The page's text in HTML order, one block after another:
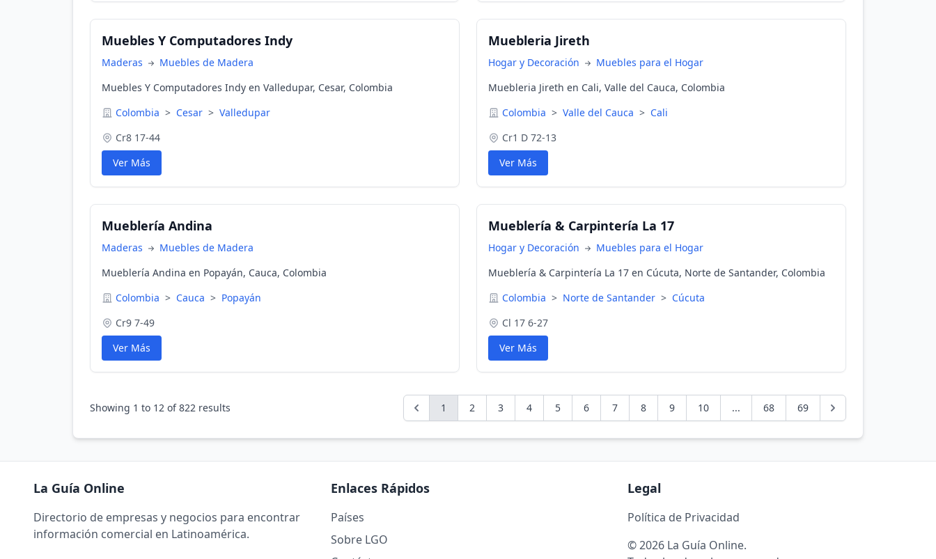
Muebles Y Computadores Indy
Maderas
Muebles de Madera
Muebles Y Computadores Indy en Valledupar, Cesar, Colombia
Colombia > Cesar > Valledupar
Cr8 17-44
Ver Más
Muebleria Jireth
Hogar y Decoración
Muebles para el Hogar
Muebleria Jireth en Cali, Valle del Cauca, Colombia
Colombia > Valle del Cauca > Cali
Cr1 D 72-13
Ver Más
Mueblería Andina
Maderas
Muebles de Madera
Mueblería Andina en Popayán, Cauca, Colombia
Colombia > Cauca > Popayán
Cr9 7-49
Ver Más
Mueblería & Carpintería La 17
Hogar y Decoración
Muebles para el Hogar
Mueblería & Carpintería La 17 en Cúcuta, Norte de Santander, Colombia
Colombia > Norte de Santander > Cúcuta
Cl 17 6-27
Ver Más
Showing 1 to 12 of822 results 1 2 3 4 5 6 7 8 9 10 ... 68 69
La Guía Online
Directorio de empresas y negocios para encontrar
información comercial en Latinoamérica.
Enlaces Rápidos
Países
Sobre LGO
Legal
Política de Privacidad
© 2026 La Guía Online.